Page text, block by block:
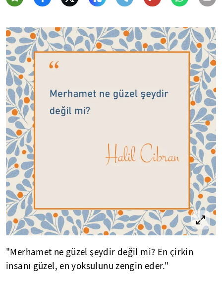
"Merhamet ne güzel şeydir değil mi? En çirkin
insanı güzel, en yoksulunu zengin eder."